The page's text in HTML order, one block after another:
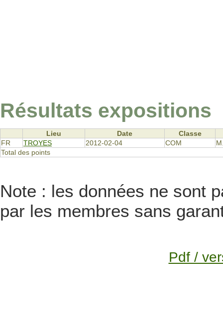
Résultats expositions
Lieu Date
Classe
FR
TROYES 2012-02-04 COM
Total des points
Note : les données ne sont
par les membres sans
Pdf /